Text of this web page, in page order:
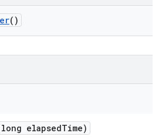
()
elapsedTime)